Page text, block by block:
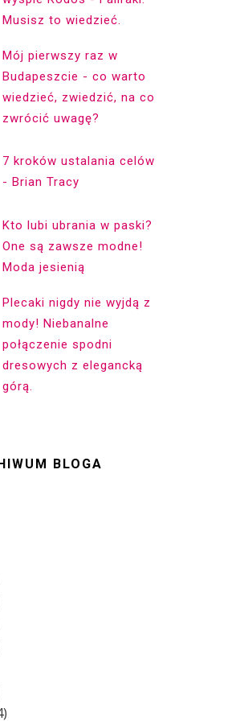
Musisz to wiedzieć.
Mój pierwszy raz w
Budapeszcie - co warto
wiedzieć, zwiedzić, na co
zwrócić uwagę?
7 kroków ustalania celów
- Brian Tracy
Kto lubi ubrania w paski?
One są zawsze modne!
Moda jesienią
Plecaki nigdy nie wyjdą z
mody! Niebanalne
połączenie spodni
dresowych z elegancką
górą.
BLOGA